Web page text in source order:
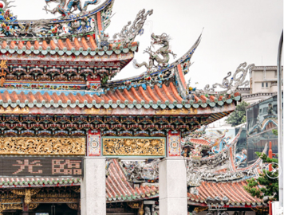
& Thưởng thức trà và bánh là đặc sản rất tuyệt
thân - Đoàn ăn trưa tại nhà hàng.
Chùa Long SơnhoặcĐài Tưởng Niệm Trung
(CKM Memorial Hall)công trình này được
Tưởng Giới Thạch - nhà lãnh đạo quan trọng
vĩ đại và những bộ sưu tập nghệ thuật quý giá,
đến hàng đầu thu hút khách du lịch.
nhìn Tòa Nhà Đài Bắc 101, đây là tòa nhà cao
(không gồm vé lên đỉnh tháp).
bữa tối tại khu chợ đêm Sĩ Lâm – Shi Lin Night